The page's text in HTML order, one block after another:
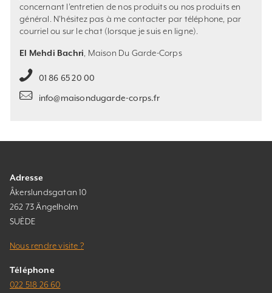
concernant l’entretien de nos produits ou nos produits en
général. N’hésitez pas à me contacter par téléphone, par
courriel ou sur le chat (lorsque je suis en ligne).
El Mehdi Bachri , Maison Du Garde-Corps
01 86 65 20 00
info@maisondugarde-corps.fr
Adresse
Åkerslundsgatan 10
262 73 Ängelholm
SUÈDE
Nous rendre visite ?
Téléphone
022 518 26 60